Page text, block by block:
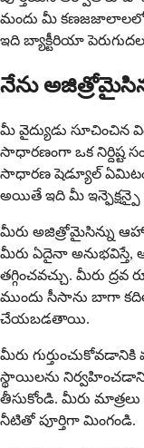
మందు మీ కణజజాలాలలో
ఇది బ్యాక్టీరియా పెరుగుదల
నేను
మీ వైద్యుడు సూచించిన
సాధారణంగా ఒక నిర్దిష్ట
సాధారణ షెడ్యూల్
అయితే ఇది మీ
మీరు అజిత్రోమైసిన్ను
మీరు ఏదైనా అనుభవిస్తే,
తగ్గించవచ్చు. మీరు
ముందు సీసాను బాగా
చేయబడతాయి.
మీరు
స్థాయిలను
తీసుకోండి. మీరు మాత్రలు
నీటితో పూర్తిగా మింగండి.